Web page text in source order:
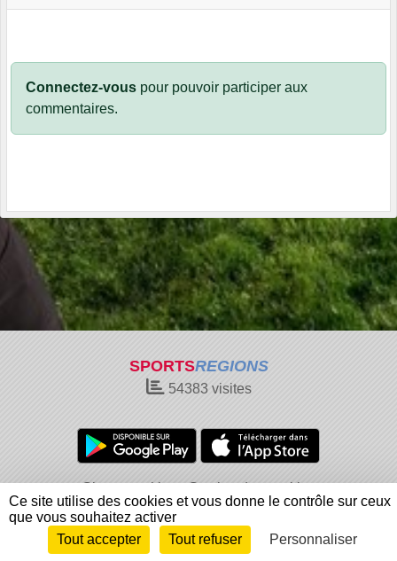
Connectez-vous pour pouvoir participer aux
commentaires.
SPORTSREGIONS
54383visites
Charte cookies
Gestion des cookies
Informations légales
Signaler un contenu inapproprié
Envie de participer ? Connexion
Ce site utilise des cookies et vous donne le contrôle sur ceux
que vous souhaitez activer
Tout accepter
Tout refuser Personnaliser